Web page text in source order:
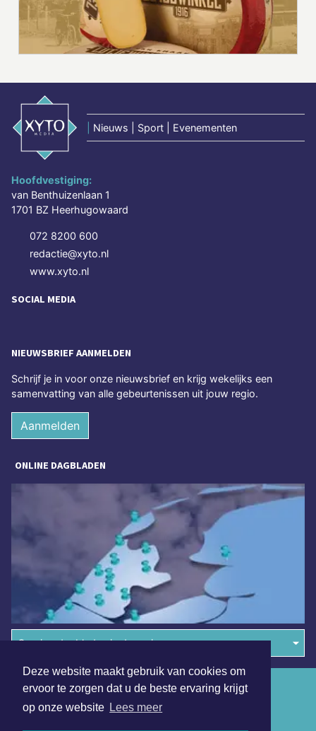
Deze website maakt gebruik van cookies om
ervoor te zorgen dat u de beste ervaring krijgt
op onze website Lees meer
Nieuws | Sport | Evenementen
Hoofdvestiging:
van Benthuizenlaan 1
1701 BZ Heerhugowaard
072 8200 600
redactie@xyto.nl
www.xyto.nl
SOCIAL MEDIA
NIEUWSBRIEF AANMELDEN
Schrijf je in voor onze nieuwsbrief en krijg wekelijks een
samenvatting van alle gebeurtenissen uit jouw regio.
Aanmelden
ONLINE DAGBLADEN
Overige dagbladen in de regio
Algemene voorwaarden
Disclaimer